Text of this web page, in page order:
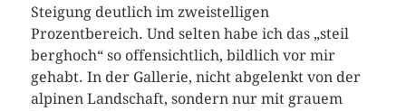
Steigung deutlich im zweistelligen
Prozentbereich. Und selten habe ich das „steil
berghoch“ so offensichtlich, bildlich vor mir
gehabt. In der Gallerie, nicht abgelenkt von der
alpinen Landschaft, sondern nur mit grauem